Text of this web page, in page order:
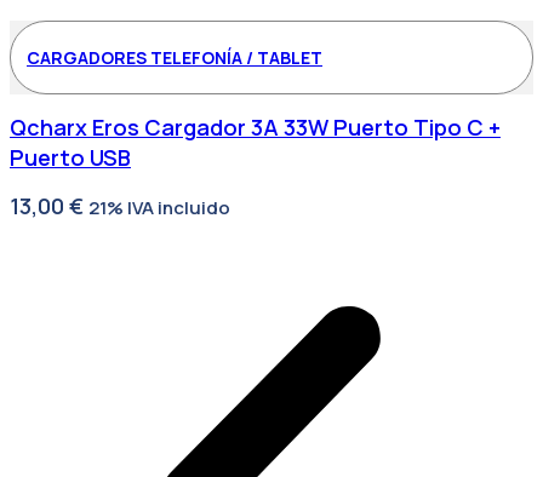
CARGADORES TELEFONÍA / TABLET
Qcharx Eros Cargador 3A 33W Puerto Tipo C +
Puerto USB
13,00 € 21% IVA incluido